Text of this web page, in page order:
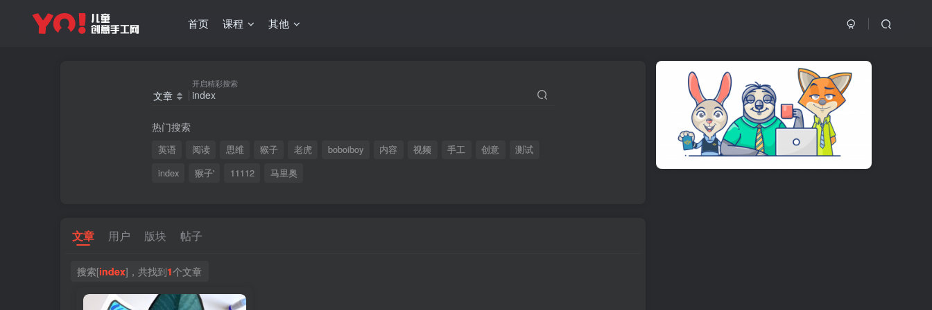
首页 课程 其他
文章
开启精彩搜索
热门搜索
英语 阅读 思维 猴子 老虎 boboiboy 内容 视频 手工 创意
测试
index
猴子' 11112 马里奥
文章 用户 版块 帖子
搜索[index]，共找到1个文章